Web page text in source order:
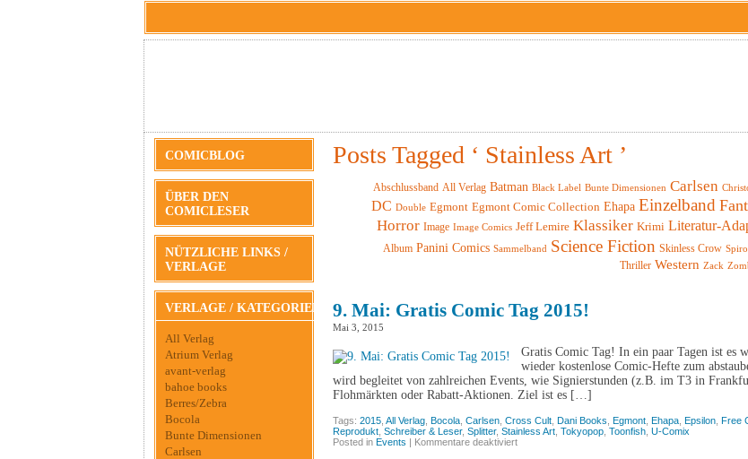
COMICBLOG
ÜBER DEN
COMICLESER
NÜTZLICHE LINKS /
VERLAGE
VERLAGE / KATEGORIEN
All Verlag
Atrium Verlag
avant-verlag
bahoe books
Berres/Zebra
Bocola
Bunte Dimensionen
Carlsen
Posts Tagged ‘ Stainless Art ’
Abschlussband All Verlag Batman Black Label Bunte Dimensionen Carlsen
DC Double Egmont Egmont Comic Collection Ehapa Einzelband
Horror Image Image Comics Jeff Lemire Klassiker Krimi Literatur-
Album Panini Comics Sammelband Science Fiction Skinless Crow
Thriller Western Zack
9. Mai: Gratis Comic Tag 2015!
Mai 3, 2015
Gratis Comic Tag! In ein paar Tagen ist es
wieder kostenlose Comic-Hefte zum
wird begleitet von zahlreichen Events, wie Signierstunden (z.B. im T3 in
Flohmärkten oder Rabatt-Aktionen. Ziel ist es […]
Tags: 2015 All Verlag Bocola Carlsen Cross Cult Dani Books Egmont Ehapa Epsilon Free
Reprodukt Schreiber & Leser, Splitter, Stainless Art Tokyopop Toonfish U-Comix
Posted in Events | Kommentare deaktiviertfür